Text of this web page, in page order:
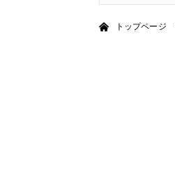
トップページ